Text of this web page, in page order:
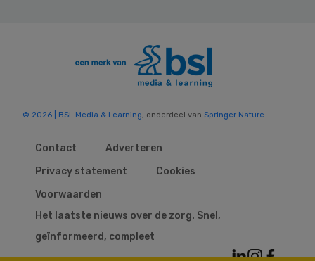
© 2026 | BSL Media & Learning , onderdeel van Springer Nature
Contact
Adverteren
Privacy statement
Cookies
Voorwaarden
Het laatste nieuws over de zorg. Snel,
geïnformeerd, compleet